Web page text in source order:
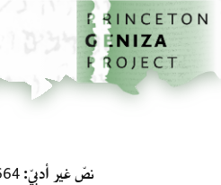
إلى المحتوى الرئيسي
الرئيسية
نصّ غير أدبيّ